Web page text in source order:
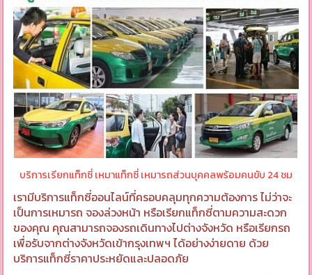
บริการเรียกแท็กซี่ เหมาแท็กซี่ เหมารถส่วนบุคคลพร้อมคนขับ 24 ชม
เรามีบริการแท็กซี่ออนไลน์ที่ครอบคลุมทุกความต้องการ ไม่ว่าจะ
เป็นการเหมารถ จองล่วงหน้า หรือเรียกแท็กซี่ตามความสะดวก
ของคุณ คุณสามารถจองรถเดินทางไปต่างจังหวัด หรือเรียกรถ
เพื่อรับจากต่างจังหวัดเข้ากรุงเทพฯ ได้อย่างง่ายดาย ด้วย
บริการแท็กซี่ราคาประหยัดและปลอดภัย